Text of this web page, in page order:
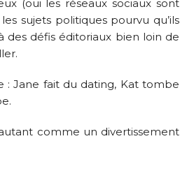
(oui les réseaux sociaux sont
sujets politiques pourvu qu’ils
des défis éditoriaux bien loin de
: Jane fait du dating, Kat tombe
comme un divertissement